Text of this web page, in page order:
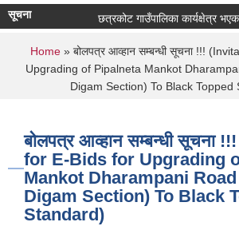
सूचना छत्रकोट गाउँपालिका कार्यक्षेत्र
You are here
Home» बोलपत्र आव्हान सम्बन्धी सूचना !!!
Upgrading of Pipalneta Mankot
Digam Section) To Black Topped
बोलपत्र आव्हान सम्बन्धी सूचना
for E-Bids for Upgrading
Mankot Dharampani
Digam Section) To Black
Standard)